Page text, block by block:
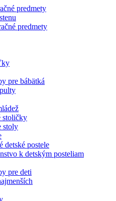
predmety
predmety
pre bábätká
stoličky
stoly
detské postele
k detským posteliam
pre deti